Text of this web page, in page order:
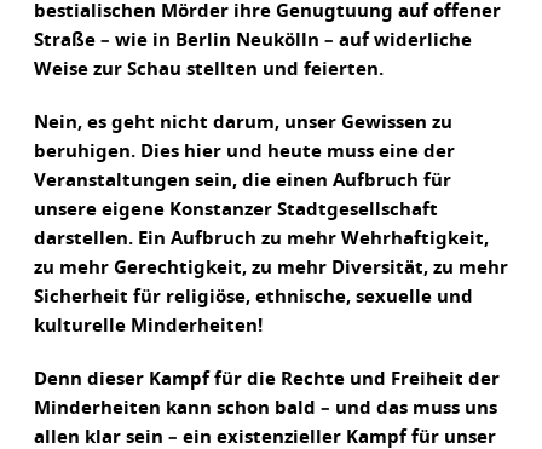
bestialischen Mörder ihre Genugtuung auf offener
Straße – wie in Berlin Neukölln – auf widerliche
Weise zur Schau stellten und feierten.
Nein, es geht nicht darum, unser Gewissen zu
beruhigen. Dies hier und heute muss eine der
Veranstaltungen sein, die einen Aufbruch für
unsere eigene Konstanzer Stadtgesellschaft
darstellen. Ein Aufbruch zu mehr Wehrhaftigkeit,
zu mehr Gerechtigkeit, zu mehr Diversität, zu mehr
Sicherheit für religiöse, ethnische, sexuelle und
kulturelle Minderheiten!
Denn dieser Kampf für die Rechte und Freiheit der
Minderheiten kann schon bald – und das muss uns
allen klar sein – ein existenzieller Kampf für unser